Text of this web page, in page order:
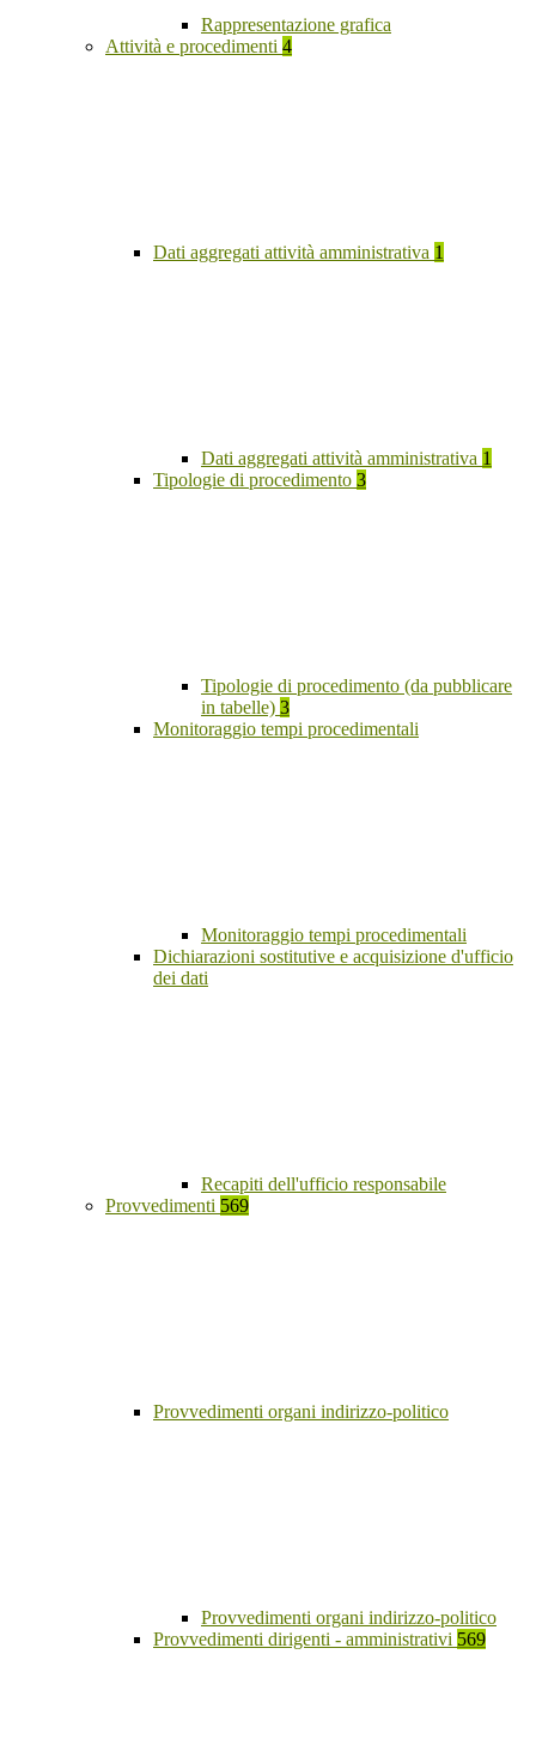
Rappresentazione grafica
Attività e procedimenti 4
Dati aggregati attività amministrativa 1
Dati aggregati attività amministrativa 1
Tipologie di procedimento 3
Tipologie di procedimento (da pubblicare
in tabelle) 3
Monitoraggio tempi procedimentali
Monitoraggio tempi procedimentali
Dichiarazioni sostitutive e acquisizione d'ufficio
dei dati
Recapiti dell'ufficio responsabile
Provvedimenti 569
Provvedimenti organi indirizzo-politico
Provvedimenti organi indirizzo-politico
Provvedimenti dirigenti - amministrativi 569